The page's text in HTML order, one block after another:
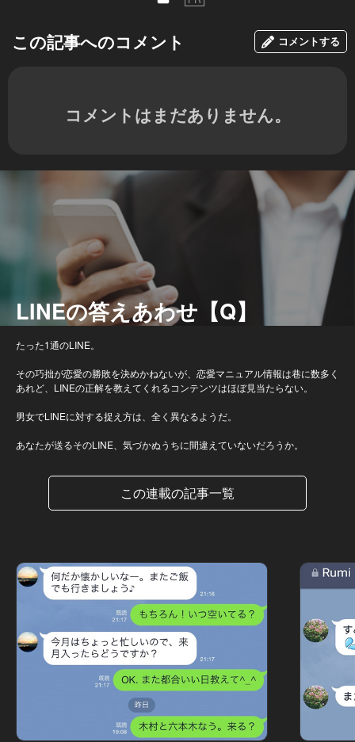
この記事へのコメント コメントする
コメントはまだありません。
LINEの答えあわせ【Q】
たった1通のLINE。
その巧拙が恋愛の勝敗を決めかねないが、恋愛マニュアル情報は巷に数多く
あれど、LINEの正解を教えてくれるコンテンツはほぼ見当たらない。
男女でLINEに対する捉え方は、全く異なるようだ。
あなたが送るそのLINE、気づかぬうちに間違えていないだろうか。
この連載の記事一覧